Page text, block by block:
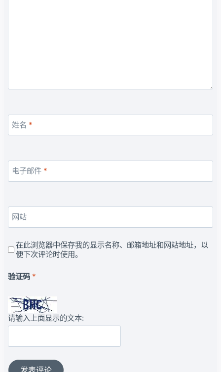
姓名 *
电子邮件 *
网站
在此浏览器中保存我的显示名称、邮箱地址和网站地址，以
便下次评论时使用。
验证码 *
请输入上面显示的文本: